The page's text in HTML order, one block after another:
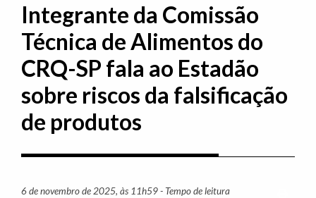
Integrante da Comissão
Técnica de Alimentos do
CRQ-SP fala ao Estadão
sobre riscos da falsificação
de produtos
6 de novembro de 2025, às 11h59 - Tempo de leitura